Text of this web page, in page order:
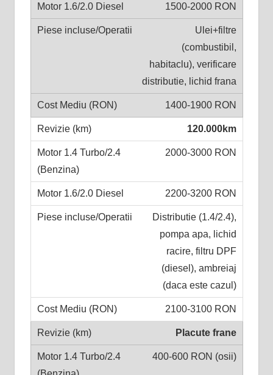
1500-2000 RON
Ulei+filtre
(combustibil,
habitaclu), verificare
distributie, lichid frana
1400-1900 RON
120.000km
2000-3000 RON
2200-3200 RON
Distributie (1.4/2.4),
pompa apa, lichid
racire, filtru DPF
(diesel), ambreiaj
(daca este cazul)
2100-3100 RON
Placute frane
400-600 RON (osii)